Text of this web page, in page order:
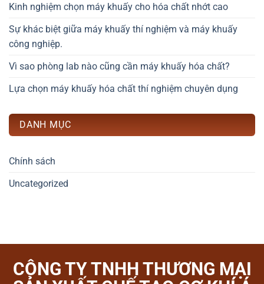
Kinh nghiệm chọn máy khuấy cho hóa chất nhớt cao
Sự khác biệt giữa máy khuấy thí nghiệm và máy khuấy
công nghiệp.
Vì sao phòng lab nào cũng cần máy khuấy hóa chất?
Lựa chọn máy khuấy hóa chất thí nghiệm chuyên dụng
DANH MỤC
Chính sách
Uncategorized
CÔNG TY TNHH THƯƠNG MẠI